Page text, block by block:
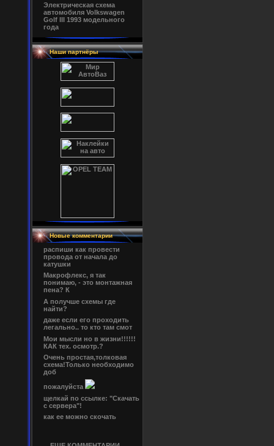
Электрическая схема
автомобиля Volkswagen
Golf III 1993 модельного
года
Наши партнёры
Новые комментарии
распиши как провести
провода от начала до
катушки
Макрофлекс, я так
понимаю, - это монтажная
пена? К
А получше схемы где
найти?
даже если его проходить
легально.. то кто там смот
Мои мысли но в жизни!!!!!!
КАК тех. осмотр.?
Очень простая,толковая
схема!Только необходимо
доб
пожалуйста
щелкай по ссылке: "Скачать
с сервера"!
как ее можно скочать